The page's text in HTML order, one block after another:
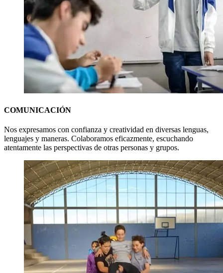
COMUNICACIÓN
Nos expresamos con confianza y creatividad en diversas lenguas,
lenguajes y maneras. Colaboramos eficazmente, escuchando
atentamente las perspectivas de otras personas y grupos.